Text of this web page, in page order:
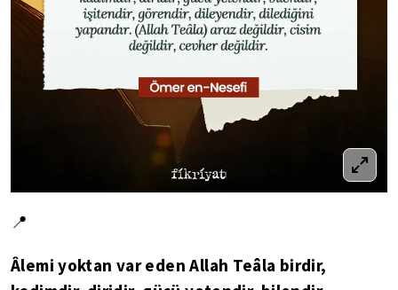
📍
Âlemi yoktan var eden Allah Teâla birdir,